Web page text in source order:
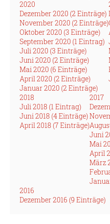
2020
Dezember 2020 (2 Einträge)
November 2020 (2 Einträge)
Oktober 2020 (3 Einträge)
September 2020 (1 Eintrag)
Juli 2020 (3 Einträge)
Juni 2020 (2 Einträge)
Mai 2020 (6 Einträge)
April 2020 (2 Einträge)
Januar 2020 (2 Einträge)
2018
Juli 2018 (1 Eintrag)
Juni 2018 (4 Einträge)
April 2018 (7 Einträge)
2017
Juni
Mai
April
März
2016
Dezember 2016 (9 Einträge)